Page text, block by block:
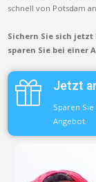
schnell von Potsdam
Sichern Sie sich
sparen Sie bei einer
Jetzt
Sparen
Angebot.